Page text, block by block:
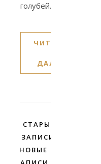
голубей.
ЧИТАТЬ
ДАЛЕЕ
СТАРЫЕ
ЗАПИСИ
НОВЫЕ